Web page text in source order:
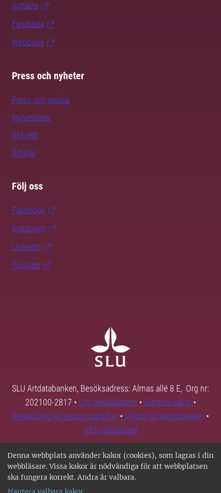
Denna webbplats använder kakor (cookies), som lagras i din
webbläsare. Vissa kakor är nödvändiga för att webbplatsen
ska fungera korrekt. Andra är valbara.
Artfakta
Fynddata
Webbutik
Press och nyheter
Press och media
Nyhetsbrev
Aktuellt
Artiklar
Följ oss
Facebook
Instagram
LinkedIn
Youtube
SLU Artdatabanken, Besöksadress: Almas allé 8 E, Org nr:
202100-2817 • Om webbplatsen • Hantera kakor •
Behandling av personuppgifter• Villkor för kontohavare•
Vårt miljöarbete